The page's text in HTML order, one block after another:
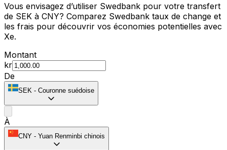
Vous envisagez d’utiliser Swedbank pour votre transfert
de SEK à CNY? Comparez Swedbank taux de change et
les frais pour découvrir vos économies potentielles avec
Xe.
Montant
kr
De
SEK - Couronne suédoise
À
CNY - Yuan Renminbi chinois